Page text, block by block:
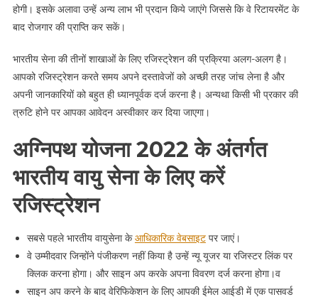
होगी। इसके अलावा उन्हें अन्य लाभ भी प्रदान किये जाएंगे जिससे कि वे रिटायरमेंट के
बाद रोजगार की प्राप्ति कर सकें।
भारतीय सेना की तीनों शाखाओं के लिए रजिस्ट्रेशन की प्रक्रिया अलग-अलग है।
आपको रजिस्ट्रेशन करते समय अपने दस्तावेजों को अच्छी तरह जांच लेना है और
अपनी जानकारियों को बहुत ही ध्यानपूर्वक दर्ज करना है। अन्यथा किसी भी प्रकार की
त्रुटि होने पर आपका आवेदन अस्वीकार कर दिया जाएगा।
अग्निपथ योजना 2022 के अंतर्गत
भारतीय वायु सेना के लिए करें
रजिस्ट्रेशन
सबसे पहले भारतीय वायुसेना केआधिकारिक वेबसाइटपर जाएं।
वे उम्मीदवार जिन्होंने पंजीकरण नहीं किया है उन्हें न्यू यूजर या रजिस्टर लिंक पर
क्लिक करना होगा। और साइन अप करके अपना विवरण दर्ज करना होगा।व
साइन अप करने के बाद वेरिफिकेशन के लिए आपकी ईमेल आईडी में एक पासवर्ड